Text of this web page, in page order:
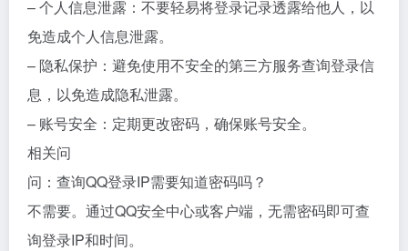
– 个人信息泄露：不要轻易将登录记录透露给他人，以
免造成个人信息泄露。
– 隐私保护：避免使用不安全的第三方服务查询登录信
息，以免造成隐私泄露。
– 账号安全：定期更改密码，确保账号安全。
相关问
问：查询QQ登录IP需要知道密码吗？
不需要。通过QQ安全中心或客户端，无需密码即可查
询登录IP和时间。